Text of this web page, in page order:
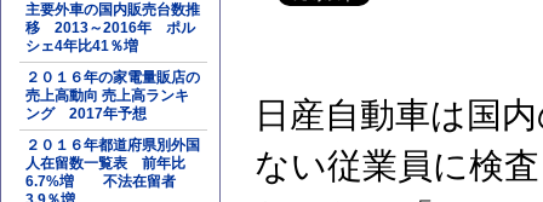
主要外車の国内販売台数推
移 2013～2016年 ポル
シェ4年比41％増
２０１６年の家電量販店の
売上高動向 売上高ランキ
ング 2017年予想
２０１６年都道府県別外国
人在留数一覧表 前年比
6.7%増 不法在留者
日産自動車は国
ない従業員に検